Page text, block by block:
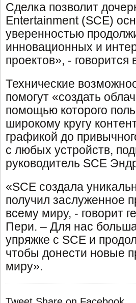
Сделка позволит
Entertainment (SCE)
уверенностью
инновационных и
проектов», -
Технические
помогут «создать
помощью которого
широкому кругу
графикой до
с любых устройств,
руководитель SCE
«SCE создала
получил заслуженное
всему миру, - говорит
Пери. – Для нас
упряжке с SCE и
чтобы донести новые
миру».